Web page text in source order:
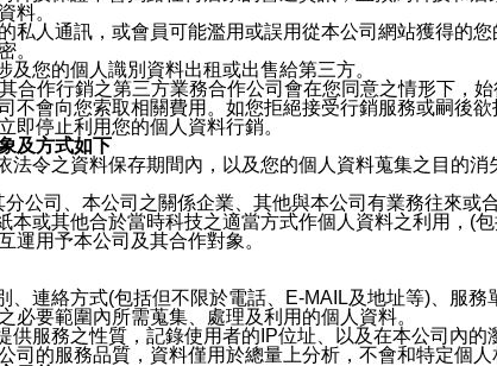
料。
私人通訊，或會員可能濫用或誤用從本公司網站獲得的
。
您的個人識別資料出租或出售給第三方。
合作行銷之第三方業務合作公司會在您同意之情形下，
不會向您索取相關費用。如您拒絕接受行銷服務或嗣後
即停止利用您的個人資料行銷。
及方式如下
法令之資料保存期間內，以及您的個人資料蒐集之目的
公司、本公司之關係企業、其他與本公司有業務往來或合
本或其他合於當時科技之適當方式作個人資料之利用，
運用予本公司及其合作對象。
、連絡方式(包括但不限於電話、E-MAIL及地址等)、服
必要範圍內所需蒐集、處理及利用的個人資料。
供服務之性質，記錄使用者的IP位址、以及在本公司內
司的服務品質，資料僅用於總量上分析，不會和特定個人